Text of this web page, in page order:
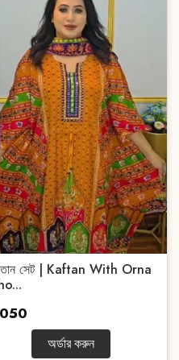
সেট | Kaftan With Orna
অর্ডার করুন